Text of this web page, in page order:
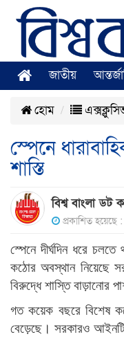
জাতীয়
হোম
স্পেনে
শাস্তি
বিশ্ব বাংলা ডট
প্রকাশিত
স্পেনে দীর্ঘদিন ধরে
কঠোর অবস্থান নিয়েছে
বিরুদ্ধে শাস্তি বাড়ানোর
গত কয়েক বছরে বিশেষ
বেড়েছে। সরকারও